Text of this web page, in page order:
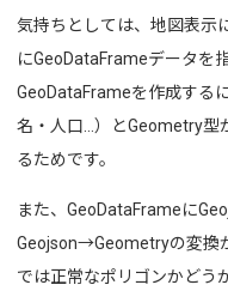
気持ちとしては、地図表示
にGeoDataFrameデータを
GeoDataFrameを作成する
名・人口…）とGeometry型
るためです。
また、GeoDataFrameに
Geojson→Geometryの変換
では正常なポリゴンかどう